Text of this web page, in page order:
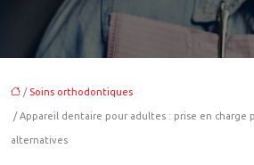
/ Soins orthodontiques
/ Appareil dentaire pour adultes : prise en charge
alternatives